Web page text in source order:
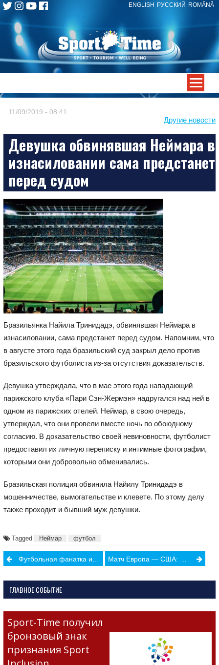
ENGLISH РУССКИЙ ROMÂNĂ
Skip
content
Другие новости
11/09/2019 - 08:41
Девушка обвинявшая Неймара в
изнасиловании сама предстанет
перед судом
Бразильянка Найила Тринидадэ, обвинявшая Неймара в
изнасиловании, сама предстанет перед судом. Напомним, что
в августе этого года бразильский суд закрыл дело против
бразильского футболиста из-за отсутствия доказательств.
Девушка утверждала, что в мае этого года нападающий
парижского клуба «Пари Сэн-Жермэн» надругался над ней в
одном из парижских отелей. Неймар, в свою очередь,
утверждал, что они провели вместе ночь по обоюдному
согласию. В доказательство своей невиновности, футболист
предоставил их личную переписку и интимные фотографии,
которыми они добровольно обменивались.
Бразильская полиция обвинила Найилу Тринидадэ в
мошенничестве, вымогательстве и клевете. По этому делу
также проходит и бывший муж девушки.
Tagged Неймар футбол
PostФутбольная фанатка из Ирана, рисковавшая оказаться в тюрьме за просмотр футбольного матча, подожгла себя Матч Европа — США: итоги второго соревновательного дня
ГЛАВНОЕ СОБЫТИЕ
Sport-Time получил
бронзовый знак
признания Sport